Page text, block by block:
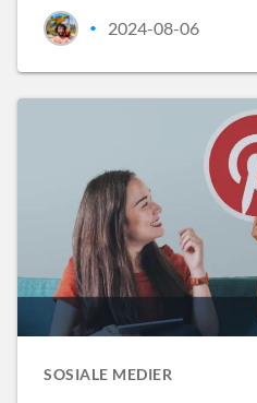
• 2024-08-06
SOSIALE MEDIER